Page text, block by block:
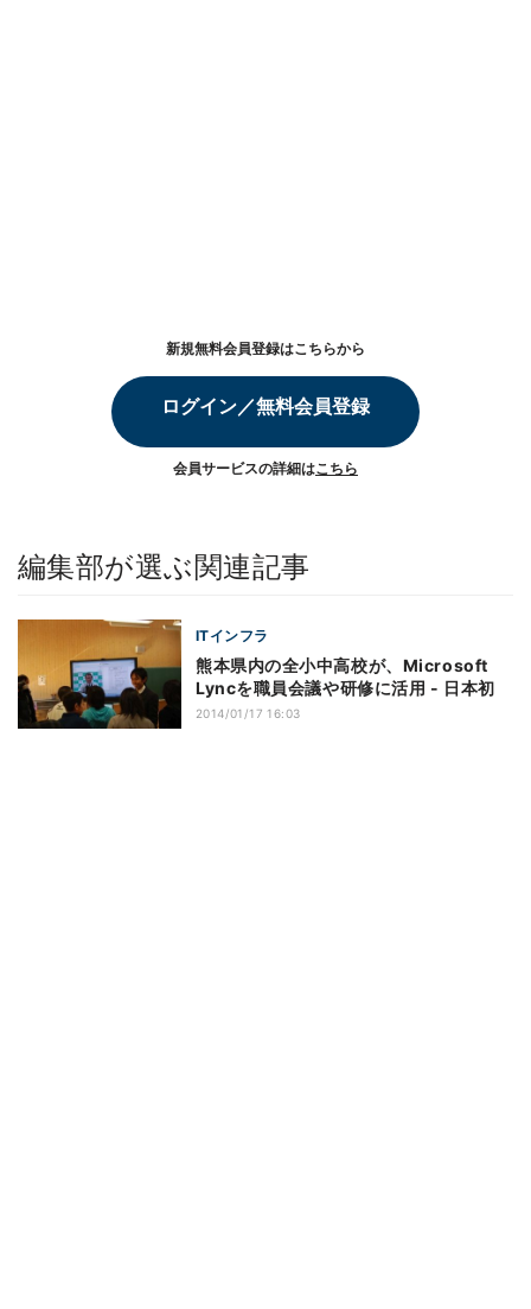
新規無料会員登録はこちらから
ログイン／無料会員登録
会員サービスの詳細はこちら
編集部が選ぶ関連記事
ITインフラ
熊本県内の全小中高校が、Microsoft
Lyncを職員会議や研修に活用 - 日本初
2014/01/17 16:03